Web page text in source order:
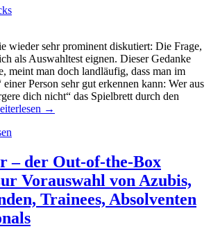
wieder sehr prominent diskutiert: Die Frage,
als Auswahltest eignen. Dieser Gedanke
meint man doch landläufig, dass man im
Person sehr gut erkennen kann: Wer aus
dich nicht“ das Spielbrett durch den
→
– der Out-of-the-Box
Vorauswahl von Azubis,
Trainees, Absolventen